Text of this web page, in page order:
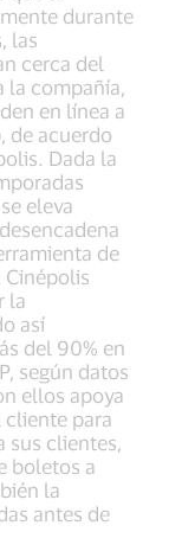
durante
las
cerca del
la compañía,
en línea a
de acuerdo
Dada la
eleva
de
Cinépolis
la
así
del 90% en
según datos
ellos apoya
cliente para
sus clientes,
boletos a
la
antes de